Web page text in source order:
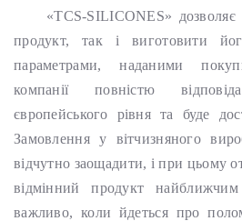
«TCS-SILICONES»
продукт, так і виготовити
параметрами, наданими
компанії повністю
європейського рівня та буде
Замовлення у вітчизняного
відчутно заощадити, і при цьому
відмінний продукт
важливо, коли йдеться про